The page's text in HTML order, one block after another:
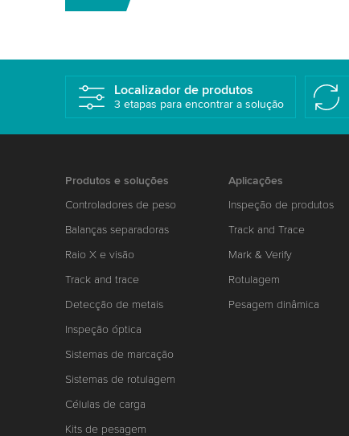
Localizador de produtos
3 etapas para encontrar a solução
Produtos e soluções
Controladores de peso
Balanças separadoras
Raio X e visão
Track and trace
Detecção de metais
Inspeção óptica
Sistemas de marcação
Sistemas de rotulagem
Células de carga
Kits de pesagem
Aplicações
Inspeção de produtos
Track and Trace
Mark & Verify
Rotulagem
Pesagem dinâmica